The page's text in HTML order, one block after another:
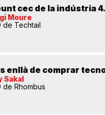
cec de la indústria
Moure
de Techtail
enllà de comprar
Sakal
de Rhombus